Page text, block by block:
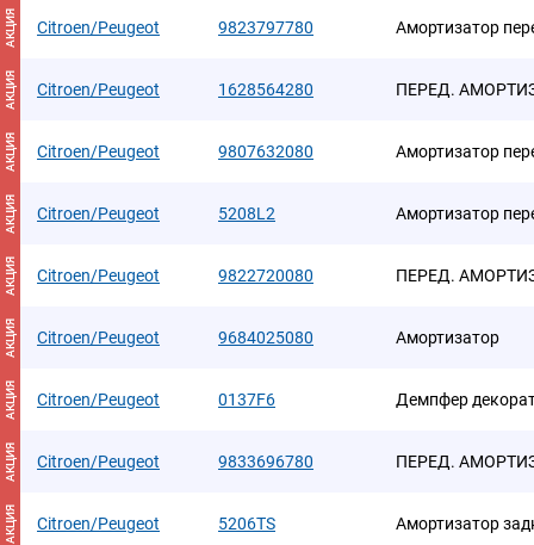
АКЦИЯ Citroen/Peugeot 9823797780 Амортизатор
АКЦИЯ Citroen/Peugeot 1628564280 ПЕРЕД.
АКЦИЯ Citroen/Peugeot 9807632080 Амортизатор
АКЦИЯ Citroen/Peugeot 5208L2 Амортизатор
АКЦИЯ Citroen/Peugeot 9822720080 ПЕРЕД.
АКЦИЯ Citroen/Peugeot 9684025080 Амортизатор
АКЦИЯ Citroen/Peugeot 0137F6 Демпфер
АКЦИЯ Citroen/Peugeot 9833696780 ПЕРЕД.
АКЦИЯ Citroen/Peugeot 5206TS Амортизатор